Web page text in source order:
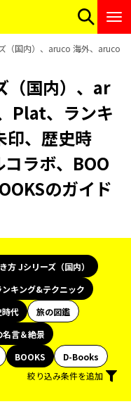
（国内）、aruco 海外、aruco
（国内）、ar
Plat、ランキ
印、歴史時
ラボ、BOO
のガイド
方 Jシリーズ（国内）
ンキング&テクニック
時代
旅の図鑑
言＆絶景
BOOKS
D-Books
絞り込み条件を追加